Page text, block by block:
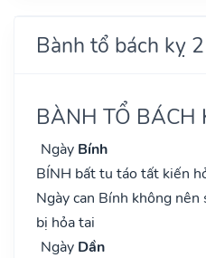
Bành tổ bách kỵ
BÀNH TỔ BÁCH
Ngày Bính
BÍNH bất tu táo tất kiến
Ngày can Bính không nên
bị hỏa tai
Ngày Dần